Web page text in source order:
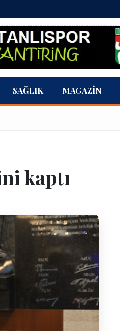
SAĞLIK MAGAZIN
kaptı